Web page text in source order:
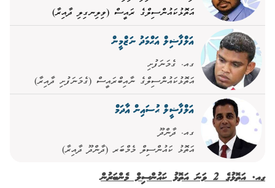
އަތޮޅުކައުންސިލްގެ ރައީސް (ވިލިނގިލި ދާއިރާ)
އަލްފާޟިލް އަޙްމަދު ނަޒްމީން
ގއ. ގެމަނަފުށި
އަތޮޅުކައުންސިލްގެ ނާއިބްރައީސް (ގެމަނަފުށި ދާއިރާ)
އަލްފާޟީލް ޙުސައިން އާދަމް
ގއ. ދާންދޫ
އަތޮޅު ކައުންސިލް މެމްބަރ (ދާންދޫ ދާއިރާ)
ގއ. އަތޮޅުގެ 2 ވަނަ އަތޮޅު ކައުންސިލް މެންބަރުން